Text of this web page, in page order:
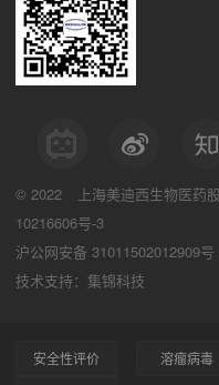
© 2022 上海美迪西生物医药
10216606号-3
沪公网安备 31011502012909号
技术支持：集锦科技
安全性评价 溶瘤病毒